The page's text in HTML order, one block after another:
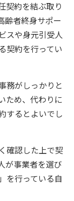
契約を結ぶ取り
齢者終身サポー
スや身元引受人
契約を行ってい
務がしっかりと
ため、代わりに
するとよいでし
確認した上で契
が事業者を選び
を行っている自